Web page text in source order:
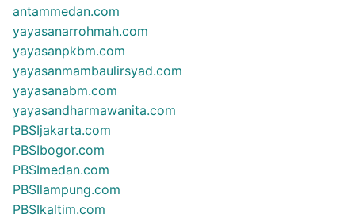
antammedan.com
yayasanarrohmah.com
yayasanpkbm.com
yayasanmambaulirsyad.com
yayasanabm.com
yayasandharmawanita.com
PBSIjakarta.com
PBSIbogor.com
PBSImedan.com
PBSIlampung.com
PBSIkaltim.com